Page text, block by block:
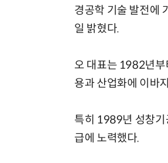
경공학 기술 발전에
일 밝혔다.
오 대표는 1982년부
용과 산업화에 이바
특히 1989년 성창기
급에 노력했다.